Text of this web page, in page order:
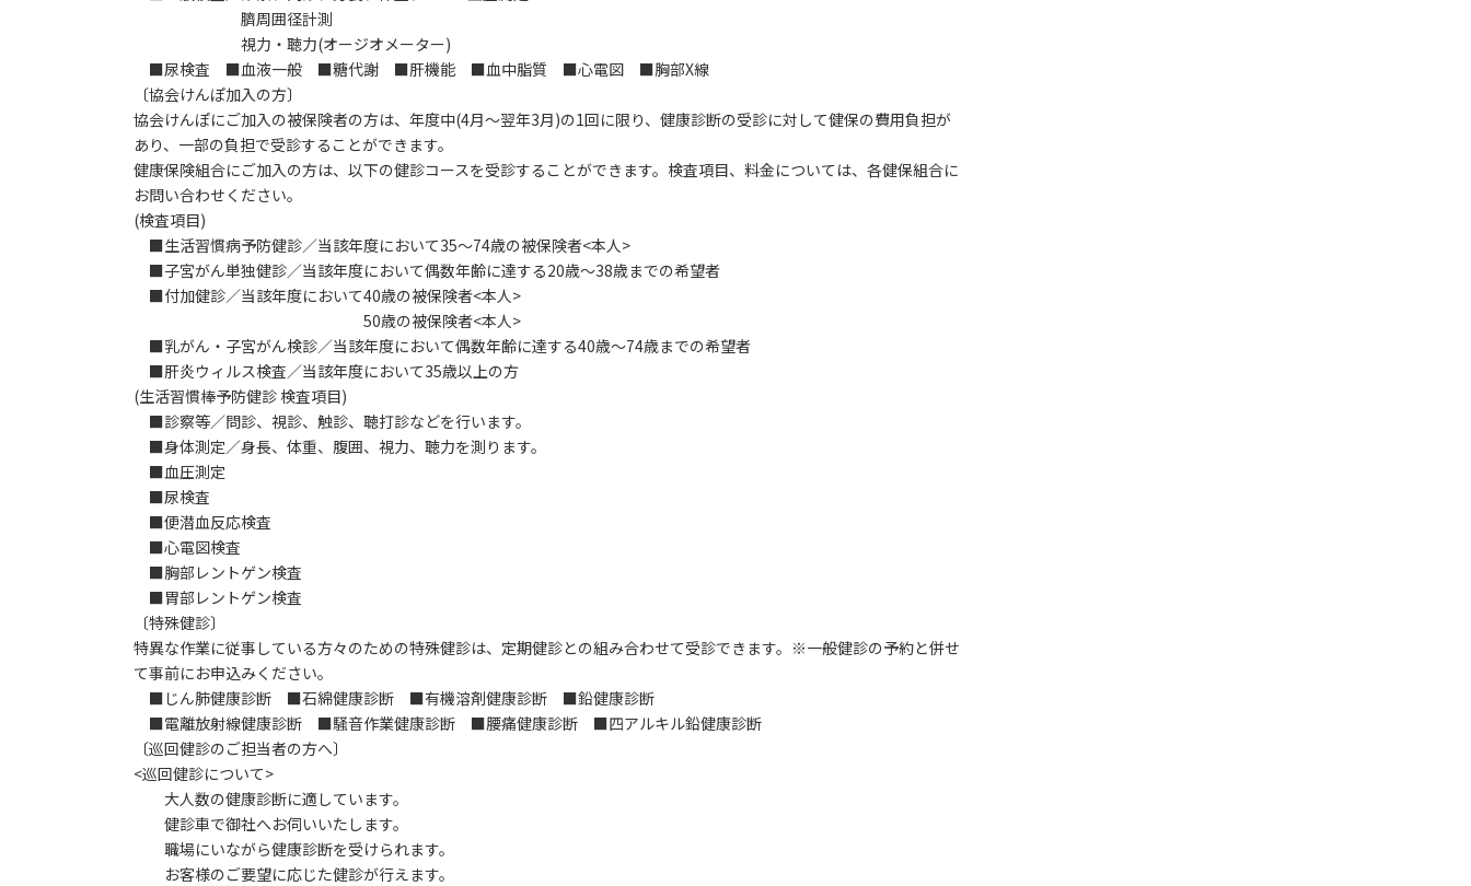
臍周囲径計測
視力・聴力(オージオメーター)
■尿検査 ■血液一般 ■糖代謝 ■肝機能 ■血中脂質 ■心電図 ■胸部X線
〔協会けんぽ加入の方〕
協会けんぽにご加入の被保険者の方は、年度中(4月～翌年3月)の1回に限り、健康診断の受診に対して健保の費用負担が
あり、一部の負担で受診することができます。
健康保険組合にご加入の方は、以下の健診コースを受診することができます。検査項目、料金については、各健保組合に
お問い合わせください。
(検査項目)
■生活習慣病予防健診／当該年度において35～74歳の被保険者<本人>
■子宮がん単独健診／当該年度において偶数年齢に達する20歳～38歳までの希望者
■付加健診／当該年度において40歳の被保険者<本人>
50歳の被保険者<本人>
■乳がん・子宮がん検診／当該年度において偶数年齢に達する40歳～74歳までの希望者
■肝炎ウィルス検査／当該年度において35歳以上の方
(生活習慣棒予防健診 検査項目)
■診察等／問診、視診、触診、聴打診などを行います。
■身体測定／身長、体重、腹囲、視力、聴力を測ります。
■血圧測定
■尿検査
■便潜血反応検査
■心電図検査
■胸部レントゲン検査
■胃部レントゲン検査
〔特殊健診〕
特異な作業に従事している方々のための特殊健診は、定期健診との組み合わせて受診できます。※一般健診の予約と併せ
て事前にお申込みください。
■じん肺健康診断 ■石綿健康診断 ■有機溶剤健康診断 ■鉛健康診断
■電離放射線健康診断 ■騒音作業健康診断 ■腰痛健康診断 ■四アルキル鉛健康診断
〔巡回健診のご担当者の方へ〕
<巡回健診について>
大人数の健康診断に適しています。
健診車で御社へお伺いいたします。
職場にいながら健康診断を受けられます。
お客様のご要望に応じた健診が行えます。